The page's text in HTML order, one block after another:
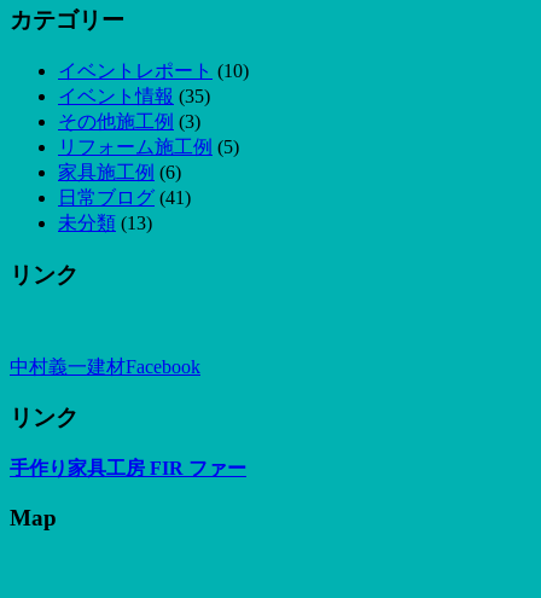
カテゴリー
イベントレポート (10)
イベント情報 (35)
その他施工例 (3)
リフォーム施工例 (5)
家具施工例 (6)
日常ブログ (41)
未分類 (13)
リンク
中村義一建材Facebook
リンク
手作り家具工房 FIR ファー
Map